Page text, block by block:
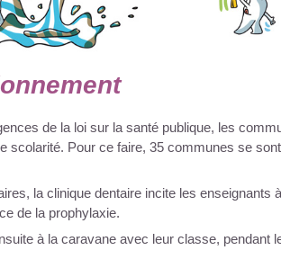
de la loi sur la santé publique, les
scolarité. Pour ce faire, 35 communes se
la clinique dentaire incite les enseignants
de la prophylaxie.
à la caravane avec leur classe, pendant